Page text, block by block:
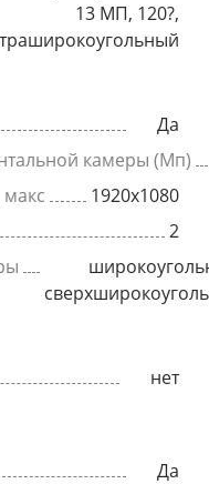
13 МП, 120?,
Да
камеры (Мп)
1920x1080
2
нет
Да